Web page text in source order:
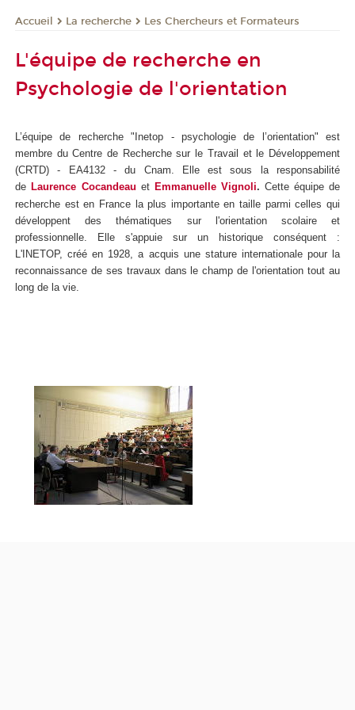
Accueil La recherche Les Chercheurs et Formateurs
L'équipe de recherche en
Psychologie de l'orientation
L’équipe de recherche "Inetop - psychologie de l’orientation" est
membre du Centre de Recherche sur le Travail et le Développement
(CRTD) - EA4132 - du Cnam. Elle est sous la responsabilité
deLaurence Cocandeau et Emmanuelle Vignoli. Cette équipe de
recherche est en France la plus importante en taille parmi celles qui
développent des thématiques sur l'orientation scolaire et
professionnelle. Elle s'appuie sur un historique conséquent :
L'INETOP, créé en 1928, a acquis une stature internationale pour la
reconnaissance de ses travaux dans le champ de l'orientation tout au
long de la vie.